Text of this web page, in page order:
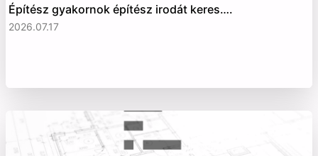
Építész gyakornok építész irodát keres….
2026.07.17